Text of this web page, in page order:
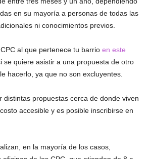
en su mayoría a personas de todas las
ni conocimientos previos.
al que pertenece tu barrio en este
se quiere asistir a una propuesta de otro
hacerlo, ya que no son excluyentes.
distintas propuestas cerca de donde viven
accesible y es posible inscribirse en
en la mayoría de los casos,